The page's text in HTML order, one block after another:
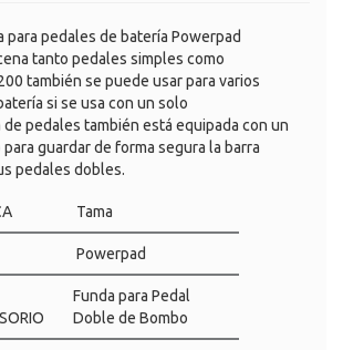
para pedales de batería Powerpad
tanto pedales simples como
también se puede usar para varios
si se usa con un solo
de pedales también está equipada con un
guardar de forma segura la barra
pedales dobles.
Tama
Powerpad
Funda para Pedal
Doble de Bombo